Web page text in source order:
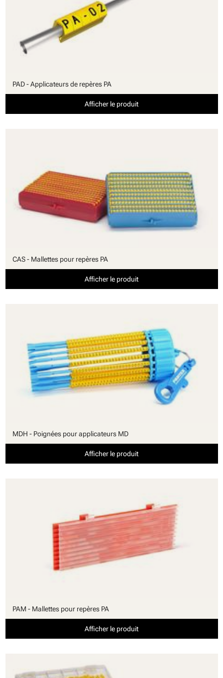
PAD - Applicateurs de repères PA
Afficher le produit
CAS - Mallettes pour repères PA
Afficher le produit
MDH - Poignées pour applicateurs MD
Afficher le produit
PAM - Mallettes pour repères PA
Afficher le produit